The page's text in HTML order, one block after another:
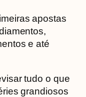
apostas
e até
tudo o que
grandiosos